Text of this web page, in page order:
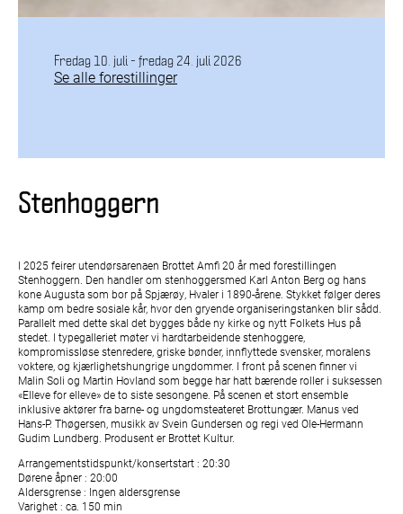
Fredag 10. juli - fredag 24. juli 2026
Se alle forestillinger
Stenhoggern
I 2025 feirer utendørsarenaen Brottet Amfi 20 år med forestillingen
Stenhoggern. Den handler om stenhoggersmed Karl Anton Berg og hans
kone Augusta som bor på Spjærøy, Hvaler i 1890-årene. Stykket følger deres
kamp om bedre sosiale kår, hvor den gryende organiseringstanken blir sådd.
Parallelt med dette skal det bygges både ny kirke og nytt Folkets Hus på
stedet. I typegalleriet møter vi hardtarbeidende stenhoggere,
kompromissløse stenredere, griske bønder, innflyttede svensker, moralens
voktere, og kjærlighetshungrige ungdommer. I front på scenen finner vi
Malin Soli og Martin Hovland som begge har hatt bærende roller i suksessen
«Elleve for elleve» de to siste sesongene. På scenen et stort ensemble
inklusive aktører fra barne- og ungdomsteateret Brottungær. Manus ved
Hans-P. Thøgersen, musikk av Svein Gundersen og regi ved Ole-Hermann
Gudim Lundberg. Produsent er Brottet Kultur.
Arrangementstidspunkt/konsertstart : 20:30
Dørene åpner : 20:00
Aldersgrense : Ingen aldersgrense
Varighet : ca. 150 min